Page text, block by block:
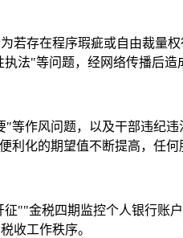
若存在程序瑕疵或自由裁量
法"等问题，经网络传播后造
等作风问题，以及干部违纪
化的期望值不断提高，任何
""金税四期监控个人银行账
收工作秩序。